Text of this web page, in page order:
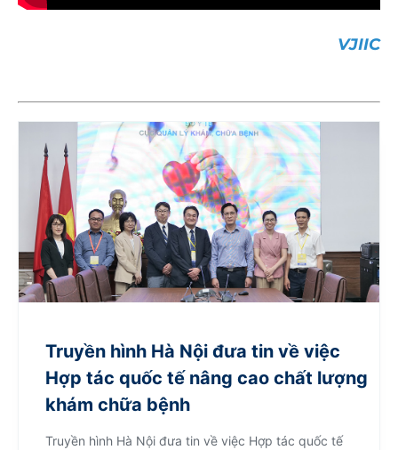
VJIIC
Truyền hình Hà Nội đưa tin về việc
Hợp tác quốc tế nâng cao chất lượng
khám chữa bệnh
Truyền hình Hà Nội đưa tin về việc Hợp tác quốc tế